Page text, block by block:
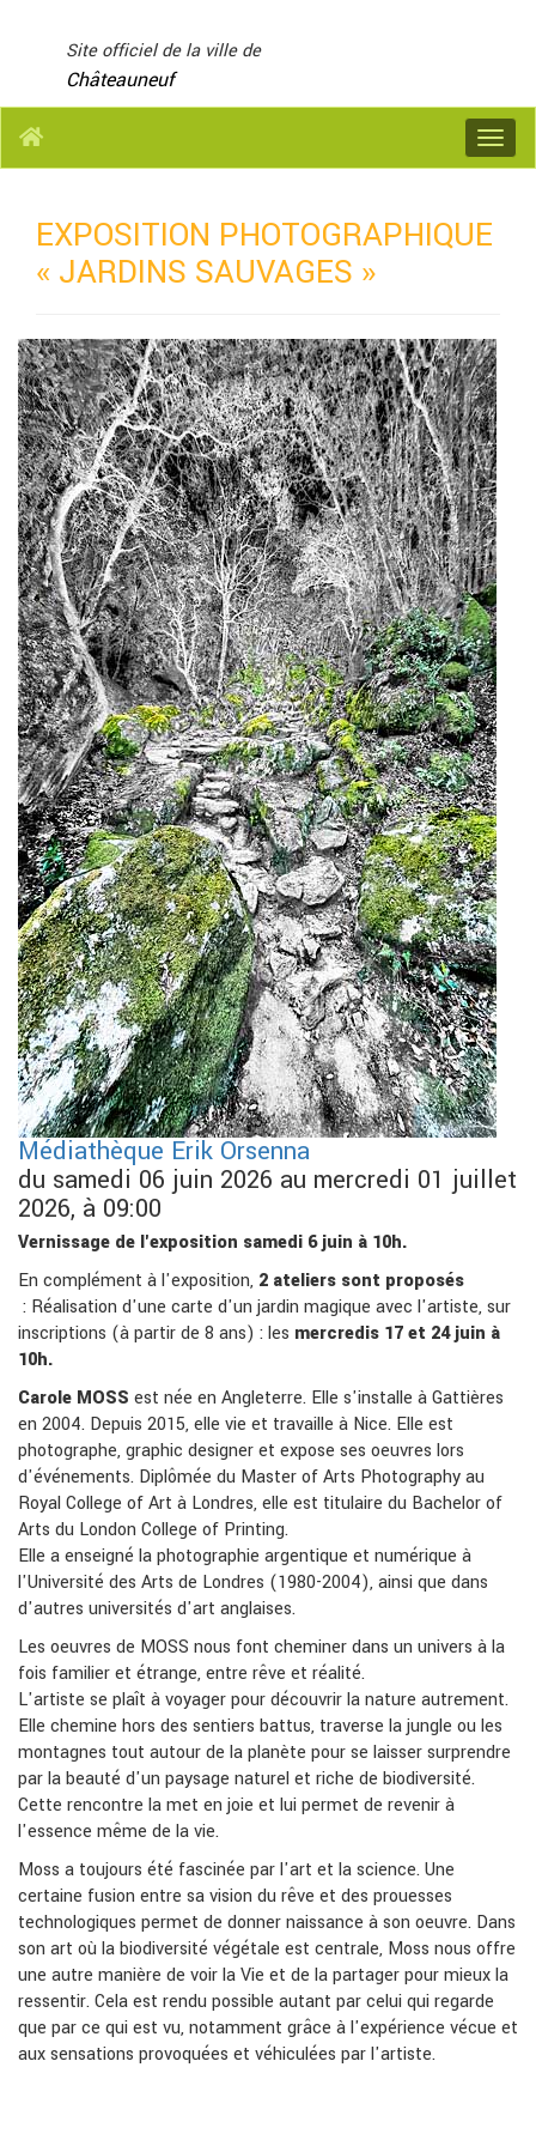
Site officiel de la ville de
Châteauneuf
Menu
EXPOSITION PHOTOGRAPHIQUE
« JARDINS SAUVAGES »
Médiathèque Erik Orsenna
du samedi 06 juin 2026 au mercredi 01 juillet
2026, à 09:00
Vernissage de l'exposition samedi 6 juin à 10h.
En complément à l'exposition, 2 ateliers sont proposés
: Réalisation d'une carte d'un jardin magique avec l'artiste, sur
inscriptions (à partir de 8 ans) : les mercredis 17 et 24 juin à
10h.
Carole MOSS est née en Angleterre. Elle s'installe à Gattières
en 2004. Depuis 2015, elle vie et travaille à Nice. Elle est
photographe, graphic designer et expose ses oeuvres lors
d'événements. Diplômée du Master of Arts Photography au
Royal College of Art à Londres, elle est titulaire du Bachelor of
Arts du London College of Printing.
Elle a enseigné la photographie argentique et numérique à
l'Université des Arts de Londres (1980-2004), ainsi que dans
d'autres universités d'art anglaises.
Les oeuvres de MOSS nous font cheminer dans un univers à la
fois familier et étrange, entre rêve et réalité.
L'artiste se plaît à voyager pour découvrir la nature autrement.
Elle chemine hors des sentiers battus, traverse la jungle ou les
montagnes tout autour de la planète pour se laisser surprendre
par la beauté d'un paysage naturel et riche de biodiversité.
Cette rencontre la met en joie et lui permet de revenir à
l'essence même de la vie.
Moss a toujours été fascinée par l'art et la science. Une
certaine fusion entre sa vision du rêve et des prouesses
technologiques permet de donner naissance à son oeuvre. Dans
son art où la biodiversité végétale est centrale, Moss nous offre
une autre manière de voir la Vie et de la partager pour mieux la
ressentir. Cela est rendu possible autant par celui qui regarde
que par ce qui est vu, notamment grâce à l'expérience vécue et
aux sensations provoquées et véhiculées par l'artiste.